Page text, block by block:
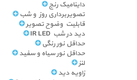
داینامیک رنج
تصویربرداری روز و شب
قابلیت وضوح تصویر
دید در شب IR LED
حداقل نور رنگی
حداقل نور سیاه و سفید
لنز
زاویه دید